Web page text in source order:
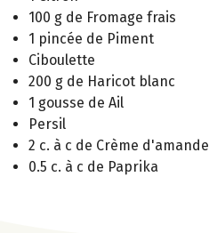
100 g de Fromage frais
1 pincée de Piment
Ciboulette
200 g de Haricot blanc
1 gousse de Ail
Persil
2 c. à c de Crème d'amande
0.5 c. à c de Paprika